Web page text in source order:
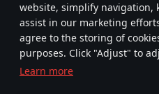
website, simplify navigation,
assist in our marketing
agree to the storing of
purposes. Click "Adjust" to
Learn more